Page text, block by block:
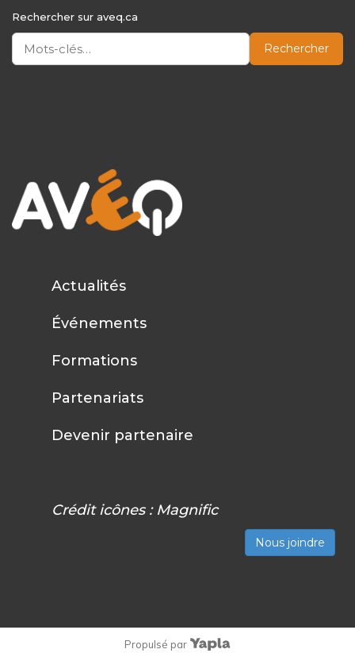
Rechercher sur aveq.ca
Rechercher
Actualités
Événements
Formations
Partenariats
Devenir partenaire
Crédit icônes : Magnific
Nous joindre
Propulsé par